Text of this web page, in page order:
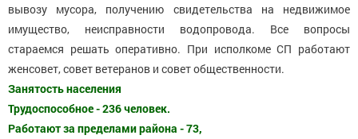
вывозу мусора, получению свидетельства на недвижимое
имущество, неисправности водопровода. Все вопросы
стараемся решать оперативно. При исполкоме СП работают
женсовет, совет ветеранов и совет общественности.
Занятость населения
Трудоспособное - 236 человек.
Работают за пределами района - 73,